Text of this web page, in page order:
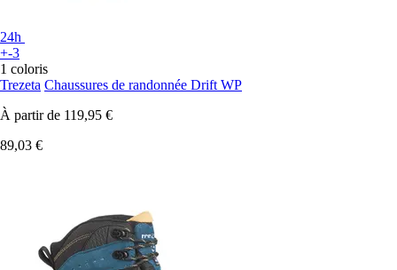
24h
+-3
1 coloris
Trezeta Chaussures de randonnée Drift WP
À partir de 119,95 €
89,03 €